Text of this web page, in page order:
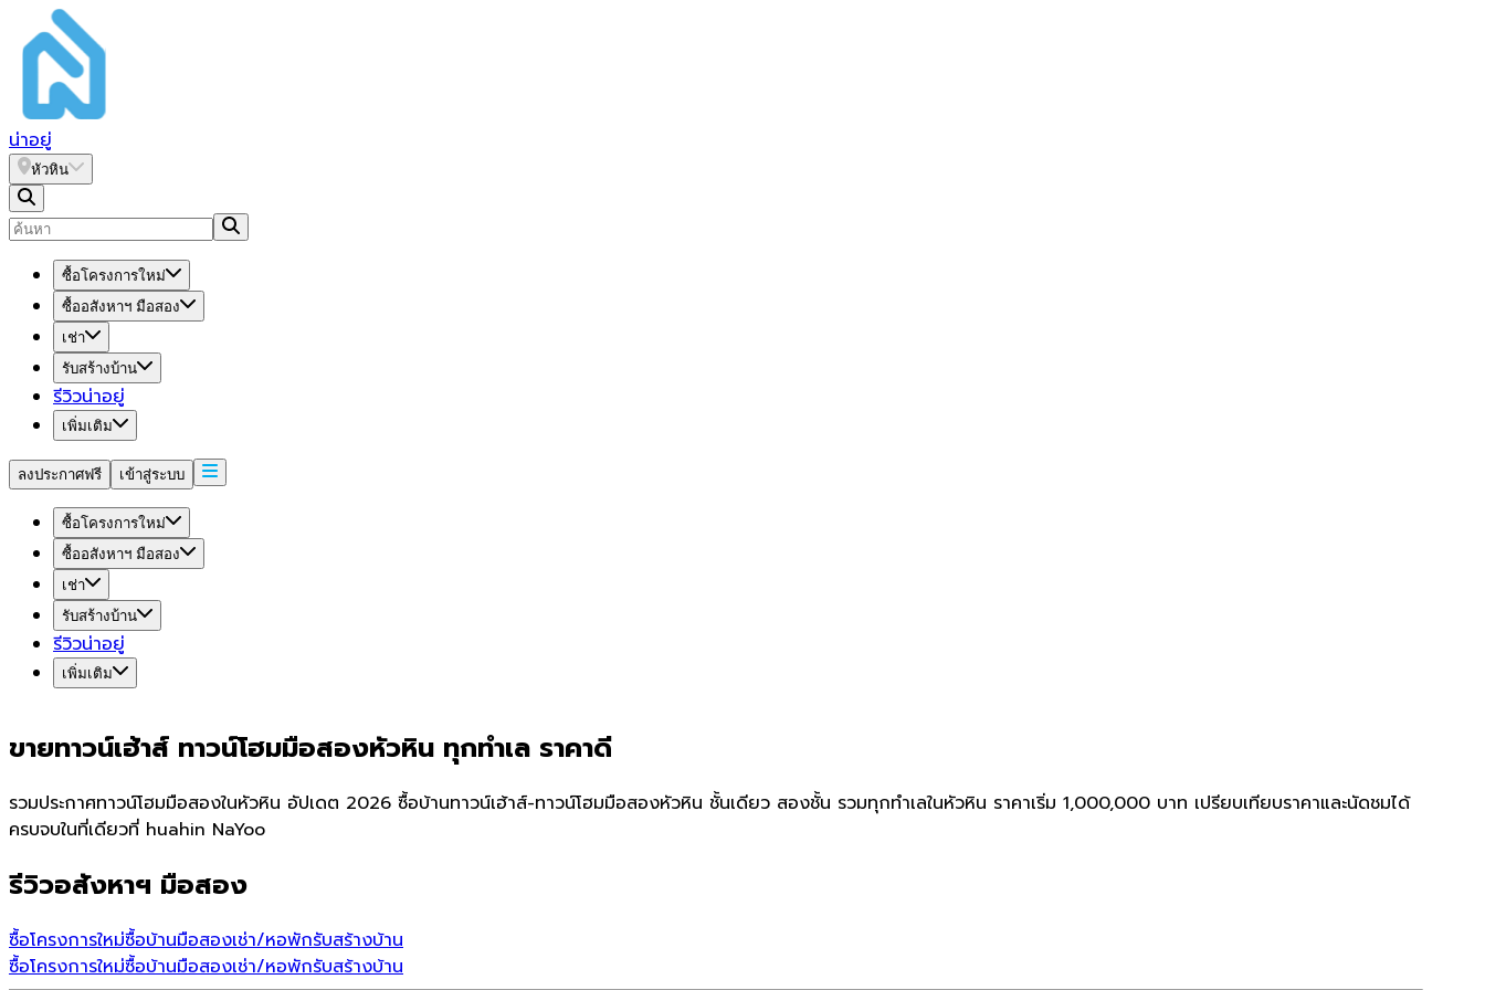
น่าอยู่
หัวหิน
ซื้อโครงการใหม่
ซื้ออสังหาฯ มือสอง
เช่า
รับสร้างบ้าน
รีวิวน่าอยู่
เพิ่มเติม
ลงประกาศฟรี เข้าสู่ระบบ
ซื้อโครงการใหม่
ซื้ออสังหาฯ มือสอง
เช่า
รับสร้างบ้าน
รีวิวน่าอยู่
เพิ่มเติม
ขายทาวน์เฮ้าส์ ทาวน์โฮมมือสองหัวหิน ทุกทำเล ราคาดี
รวมประกาศทาวน์โฮมมือสองในหัวหิน อัปเดต 2026 ซื้อบ้านทาวน์เฮ้าส์-ทาวน์โฮมมือสองหัวหิน ชั้นเดียว สองชั้น รวมทุกทำเลในหัวหิน ราคาเริ่ม 1,000,000 บาท เปรียบเทียบราคาและนัดชมได้
ครบจบในที่เดียวที่ huahin NaYoo
รีวิวอสังหาฯ มือสอง
ซื้อโครงการใหม่ซื้อบ้านมือสองเช่า/หอพักรับสร้างบ้าน
ซื้อโครงการใหม่ซื้อบ้านมือสองเช่า/หอพักรับสร้างบ้าน